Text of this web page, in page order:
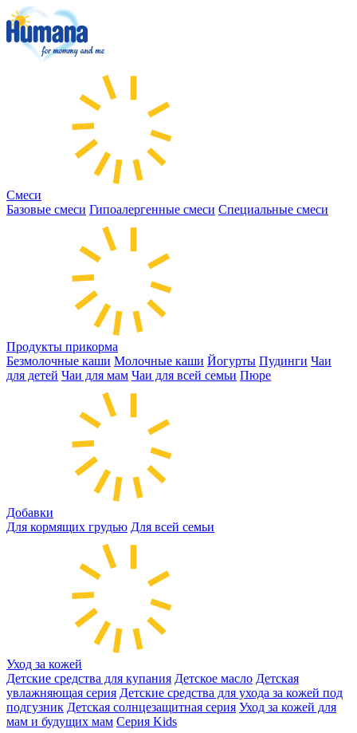
Смеси
Базовые смеси Гипоалергенные смеси Специальные смеси
Продукты прикорма
Безмолочные каши Молочные каши Йогурты Пудинги Чаи
для детей Чаи для мам Чаи для всей семьи Пюре
Добавки
Для кормящих грудью Для всей семьи
Уход за кожей
Детские средства для купания Детское масло Детская
увлажняющая серия Детские средства для ухода за кожей под
подгузник Детская солнцезащитная серия Уход за кожей для
мам и будущих мам Серия Kids